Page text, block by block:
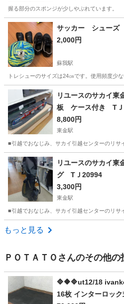
握る部分のスポンジが少しやぶれています。
千葉 市原市 姉ケ崎駅 フィット
サッカー シューズ
2,000円
蘇我駅
トレシューのサイズは24㎝です。使用頻度少
千葉 千葉市 サッカー
リユースのサカイ
板 ケース付き TＪ
8,800円
東金駅
■引越でおなじみ、サカイ引越センターのリ
千葉 東金市 スキー
リユースのサカイ
グ TＪ20994
3,300円
東金駅
■引越でおなじみ、サカイ引越センターのリ
千葉 東金市
もっと見る
ＰＯＴＡＴＯ さんのその他の
🔷🔶🔷ut12/18
16枚 インターロッ